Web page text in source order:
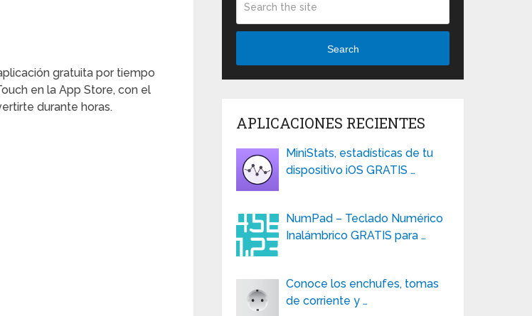
gratuita por tiempo
en la App Store, con el
durante horas.
Search
APLICACIONES RECIENTES
MiniStats, estadísticas de tu
dispositivo iOS GRATIS …
NumPad – Teclado Numérico
Inalámbrico GRATIS para …
Conoce los enchufes, tomas
de corriente y …